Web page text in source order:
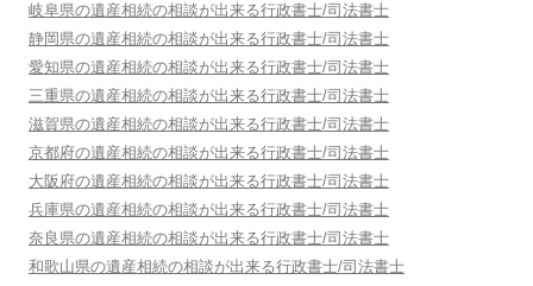
岐阜県の遺産相続の相談が出来る行政書士/司法書士
静岡県の遺産相続の相談が出来る行政書士/司法書士
愛知県の遺産相続の相談が出来る行政書士/司法書士
三重県の遺産相続の相談が出来る行政書士/司法書士
滋賀県の遺産相続の相談が出来る行政書士/司法書士
京都府の遺産相続の相談が出来る行政書士/司法書士
大阪府の遺産相続の相談が出来る行政書士/司法書士
兵庫県の遺産相続の相談が出来る行政書士/司法書士
奈良県の遺産相続の相談が出来る行政書士/司法書士
和歌山県の遺産相続の相談が出来る行政書士/司法書士